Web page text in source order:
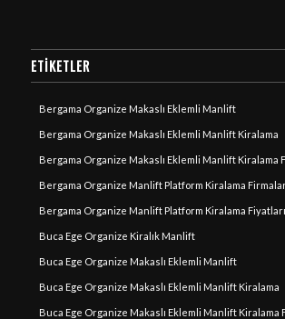
ETIKETLER
Bergama Organize Makaslı Eklemli Manlift
Bergama Organize Makaslı Eklemli Manlift Kiralama
Bergama Organize Makaslı Eklemli Manlift Kiralama
Bergama Organize Manlift Platform Kiralama
Bergama Organize Manlift Platform Kiralama Fiyatları
Buca Ege Organize Kiralık Manlift
Buca Ege Organize Makaslı Eklemli Manlift
Buca Ege Organize Makaslı Eklemli Manlift Kiralama
Buca Ege Organize Makaslı Eklemli Manlift Kiralama